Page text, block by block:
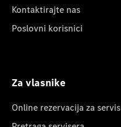
Kontaktirajte nas
Poslovni korisnici
Za vlasnike
Online rezervacija za servis